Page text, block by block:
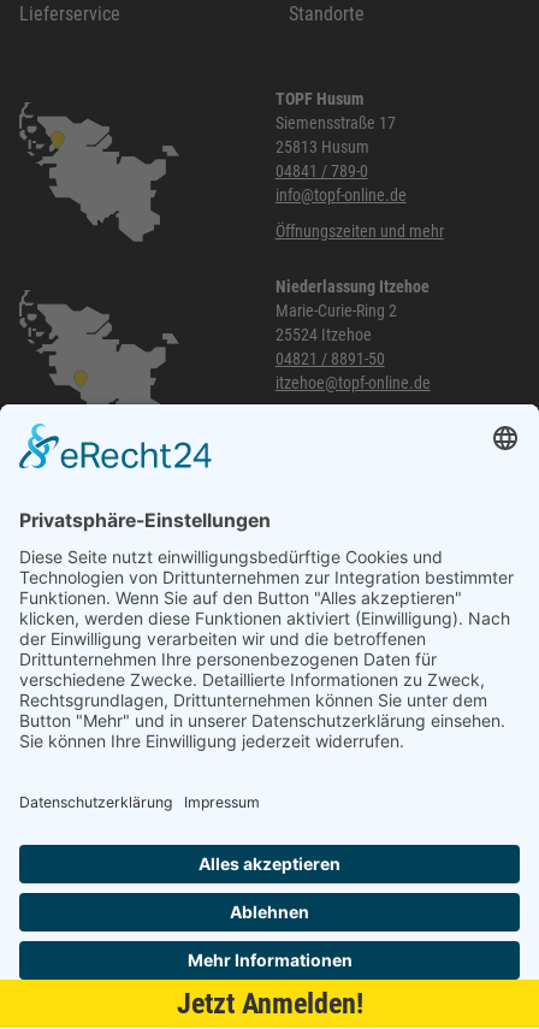
Jetzt Anmelden!
Lieferservice
Standorte
TOPF Husum
Siemensstraße 17
25813 Husum
04841 / 789-0
info@topf-online.de
Öffnungszeiten und mehr
Niederlassung Itzehoe
Marie-Curie-Ring 2
25524 Itzehoe
04821 / 8891-50
itzehoe@topf-online.de
040 / 21 04 04 04-04
glinde@topf-online.de
Öffnungszeiten und mehr
Desktop-Version